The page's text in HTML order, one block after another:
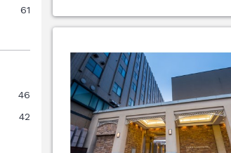
61
46
42